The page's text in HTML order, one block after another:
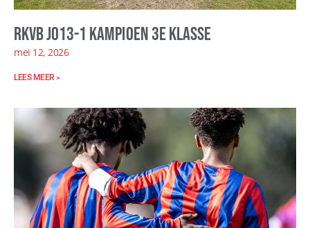
RKVB JO13-1 kampioen 3e klasse
mei 12, 2026
LEES MEER »